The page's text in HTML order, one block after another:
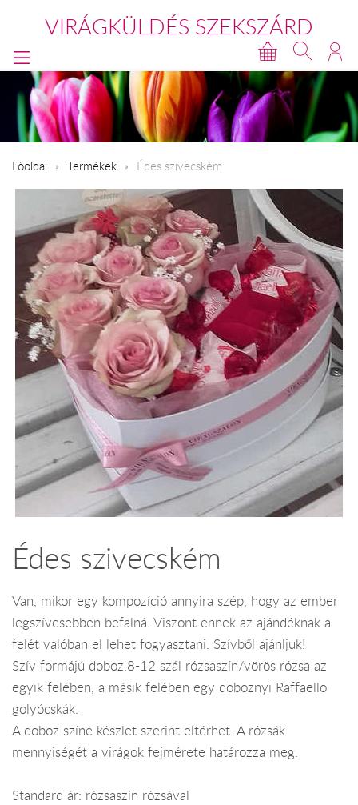
VIRÁGKÜLDÉS SZEKSZÁRD
Főoldal Termékek Édes szivecském
Édes szivecském
Van, mikor egy kompozíció annyira szép, hogy az ember
legszívesebben befalná. Viszont ennek az ajándéknak a
felét valóban el lehet fogyasztani. Szívből ajánljuk!
Szív formájú doboz.8-12 szál rózsaszín/vörös rózsa az
egyik felében, a másik felében egy doboznyi Raffaello
golyócskák.
A doboz színe készlet szerint eltérhet. A rózsák
mennyiségét a virágok fejmérete határozza meg.
Standard ár: rózsaszín rózsával